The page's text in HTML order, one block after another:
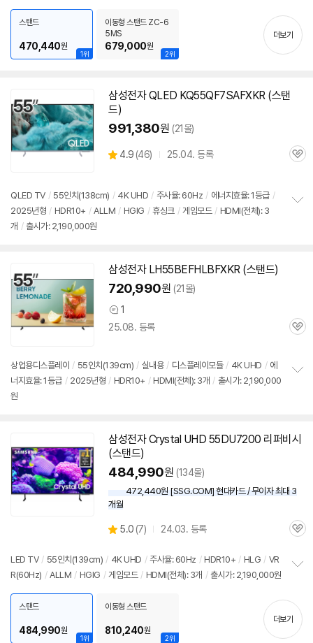
기
1위
스탠드
470,440원
2위
이동형 스탠드 ZC-6
5MS
679,000원
더보기
삼성전자 QLED KQ55QF7SAFXKR (스탠
드)
991,380원 (21몰)
별
4.9 (상
뷰
46) 25.04. 등록
관
QLED TV / 55인치 (138cm) / 4K UHD / 주사율: 60Hz / 에너지효율: 1등급 /
2025년형 / HDR10+ / ALLM / HGIG / 휴싱크 / 게임모드 / HDMI(전체): 3
개 / 출시가: 2,190,000원
삼성전자 LH55BEFHLBFXKR (스탠드)
720,990원 (21몰)
상
품
1
25.08. 등록
관
상업용디스플레이 / 55인치 (139cm) / 실내용 / 디스플레이모듈 / 4K UHD / 에
너지효율: 1등급 / 2025년형 / HDR10+ / HDMI(전체): 3개 / 출시가: 2,190,000
원
기
삼성전자 Crystal UHD 55DU7200 리퍼비시
(스탠드)
484,990원 (134몰)
472,440원 [SSG.COM] 현대카드 / 무이자 최대 3
개월
별
5.0 (상
리
뷰
7) 24.03. 등록
관
LED TV / 55인치 (139cm) / 4K UHD / 주사율: 60Hz / HDR10+ / HLG / VR
R(60Hz) / ALLM / HGIG / 게임모드 / HDMI(전체): 3개 / 출시가: 2,190,000원
치
기
1위
스탠드
484,990원
2위
이동형 스탠드
810,240원
더보기